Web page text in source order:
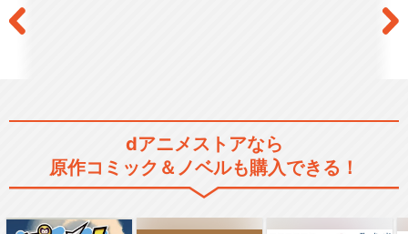
閉じる
dアニメストアなら
原作コミック＆ノベルも購入できる！